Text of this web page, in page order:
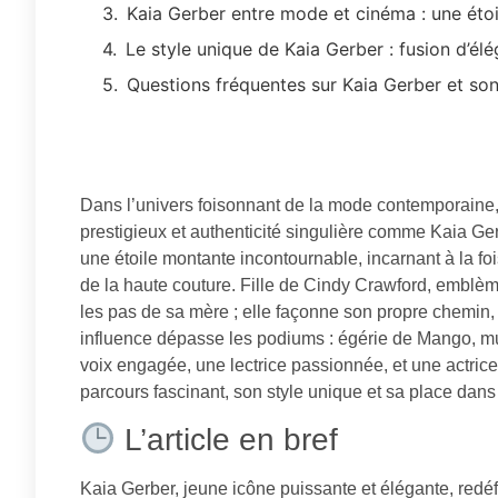
Kaia Gerber entre mode et cinéma : une
Le style unique de Kaia Gerber : fusion
Questions fréquentes sur Kaia Gerber et
Dans l’univers foisonnant de la mode
prestigieux et authenticité singulière comme Kaia
une étoile montante incontournable, incarnant à la
de la haute couture. Fille de Cindy Crawford,
les pas de sa mère ; elle façonne son propre
influence dépasse les podiums : égérie de Mango,
voix engagée, une lectrice passionnée, et une
parcours fascinant, son style unique et sa place
L’article en bref
Kaia Gerber, jeune icône puissante et élégante,